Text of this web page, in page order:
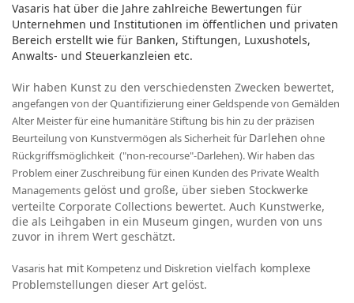
Vasaris hat über die Jahre zahlreiche Bewertungen für
Unternehmen und Institutionen im öffentlichen und privaten
Bereich erstellt wie für Banken, Stiftungen, Luxushotels,
Anwalts- und Steuerkanzleien etc.
Wir haben Kunst zu den verschiedensten Zwecken bewertet,
angefangen von der Quantifizierung einer Geldspende von Gemälden
Alter Meister für eine humanitäre Stiftung bis hin zu der präzisen
Beurteilung von Kunstvermögen als Sicherheit für Darlehen ohne
Rückgriffsmöglichkeit ("non-recourse"-Darlehen). Wir haben das
Problem einer Zuschreibung für einen Kunden des Private Wealth
Managements gelöst und große, über sieben Stockwerke
verteilte Corporate Collections bewertet. Auch Kunstwerke,
die als Leihgaben in ein Museum gingen, wurden von uns
zuvor in ihrem Wert geschätzt.
Vasaris hat mit Kompetenz und Diskretion vielfach komplexe
Problemstellungen dieser Art gelöst.